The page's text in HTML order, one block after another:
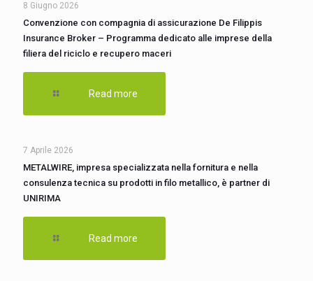
8 Giugno 2026
Convenzione con compagnia di assicurazione De Filippis
Insurance Broker – Programma dedicato alle imprese della
filiera del riciclo e recupero maceri
Read more
7 Aprile 2026
METALWIRE, impresa specializzata nella fornitura e nella
consulenza tecnica su prodotti in filo metallico, è partner di
UNIRIMA
Read more